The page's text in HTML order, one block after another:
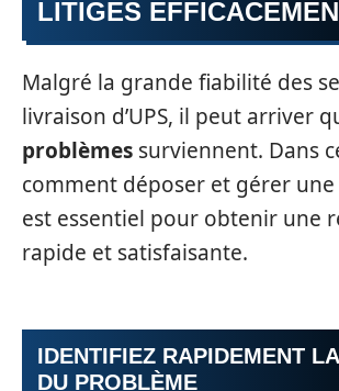
LITIGES
Malgré la grande fiabilité des
livraison d’UPS, il peut arriver
problèmes surviennent. Dans
comment déposer et gérer une
est essentiel pour obtenir une
rapide et satisfaisante.
IDENTIFIEZ RAPIDEMENT
DU PROBLÈME